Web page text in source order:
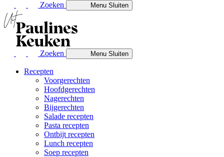
Zoeken
MenuSluiten
Zoeken MenuSluiten
Recepten
Voorgerechten
Hoofdgerechten
Nagerechten
Bijgerechten
Salade recepten
Pasta recepten
Ontbijt recepten
Lunch recepten
Soep recepten